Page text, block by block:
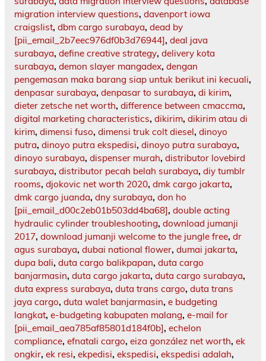
migration interview questions, davenport iowa
craigslist, dbm cargo surabaya, dead by
[pii_email_2b7eec976df0b3d76944], deal java
surabaya, define creative strategy, delivery kota
surabaya, demon slayer mangadex, dengan
pengemasan maka barang siap untuk berikut ini kecuali,
denpasar surabaya, denpasar to surabaya, di kirim,
dieter zetsche net worth, difference between cmaccma,
digital marketing characteristics, dikirim, dikirim atau di
kirim, dimensi fuso, dimensi truk colt diesel, dinoyo
putra, dinoyo putra ekspedisi, dinoyo putra surabaya,
dinoyo surabaya, dispenser murah, distributor lovebird
surabaya, distributor pecah belah surabaya, diy tumblr
rooms, djokovic net worth 2020, dmk cargo jakarta,
dmk cargo juanda, dny surabaya, don ho
[pii_email_d00c2eb01b503dd4ba68], double acting
hydraulic cylinder troubleshooting, download jumanji
2017, download jumanji welcome to the jungle free, dr
agus surabaya, dubai national flower, dumai jakarta,
dupa bali, duta cargo balikpapan, duta cargo
banjarmasin, duta cargo jakarta, duta cargo surabaya,
duta express surabaya, duta trans cargo, duta trans
jaya cargo, duta walet banjarmasin, e budgeting
langkat, e-budgeting kabupaten malang, e-mail for
[pii_email_aea785af85801d184f0b], echelon
compliance, efnatali cargo, eiza gonzález net worth, ek
ongkir, ek resi, ekpedisi, ekspedisi, ekspedisi adalah,